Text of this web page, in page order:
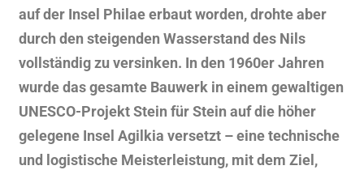
auf der Insel Philae erbaut worden, drohte aber
durch den steigenden Wasserstand des Nils
vollständig zu versinken. In den 1960er Jahren
wurde das gesamte Bauwerk in einem gewaltigen
UNESCO-Projekt Stein für Stein auf die höher
gelegene Insel Agilkia versetzt – eine technische
und logistische Meisterleistung, mit dem Ziel,